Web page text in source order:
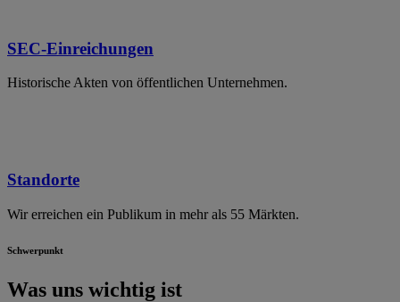
SEC-Einreichungen
Historische Akten von öffentlichen Unternehmen.
Standorte
Wir erreichen ein Publikum in mehr als 55 Märkten.
Schwerpunkt
Was uns wichtig ist